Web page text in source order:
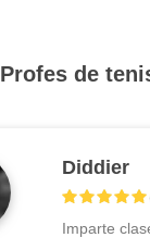
Profes de
Diddier
Imparte